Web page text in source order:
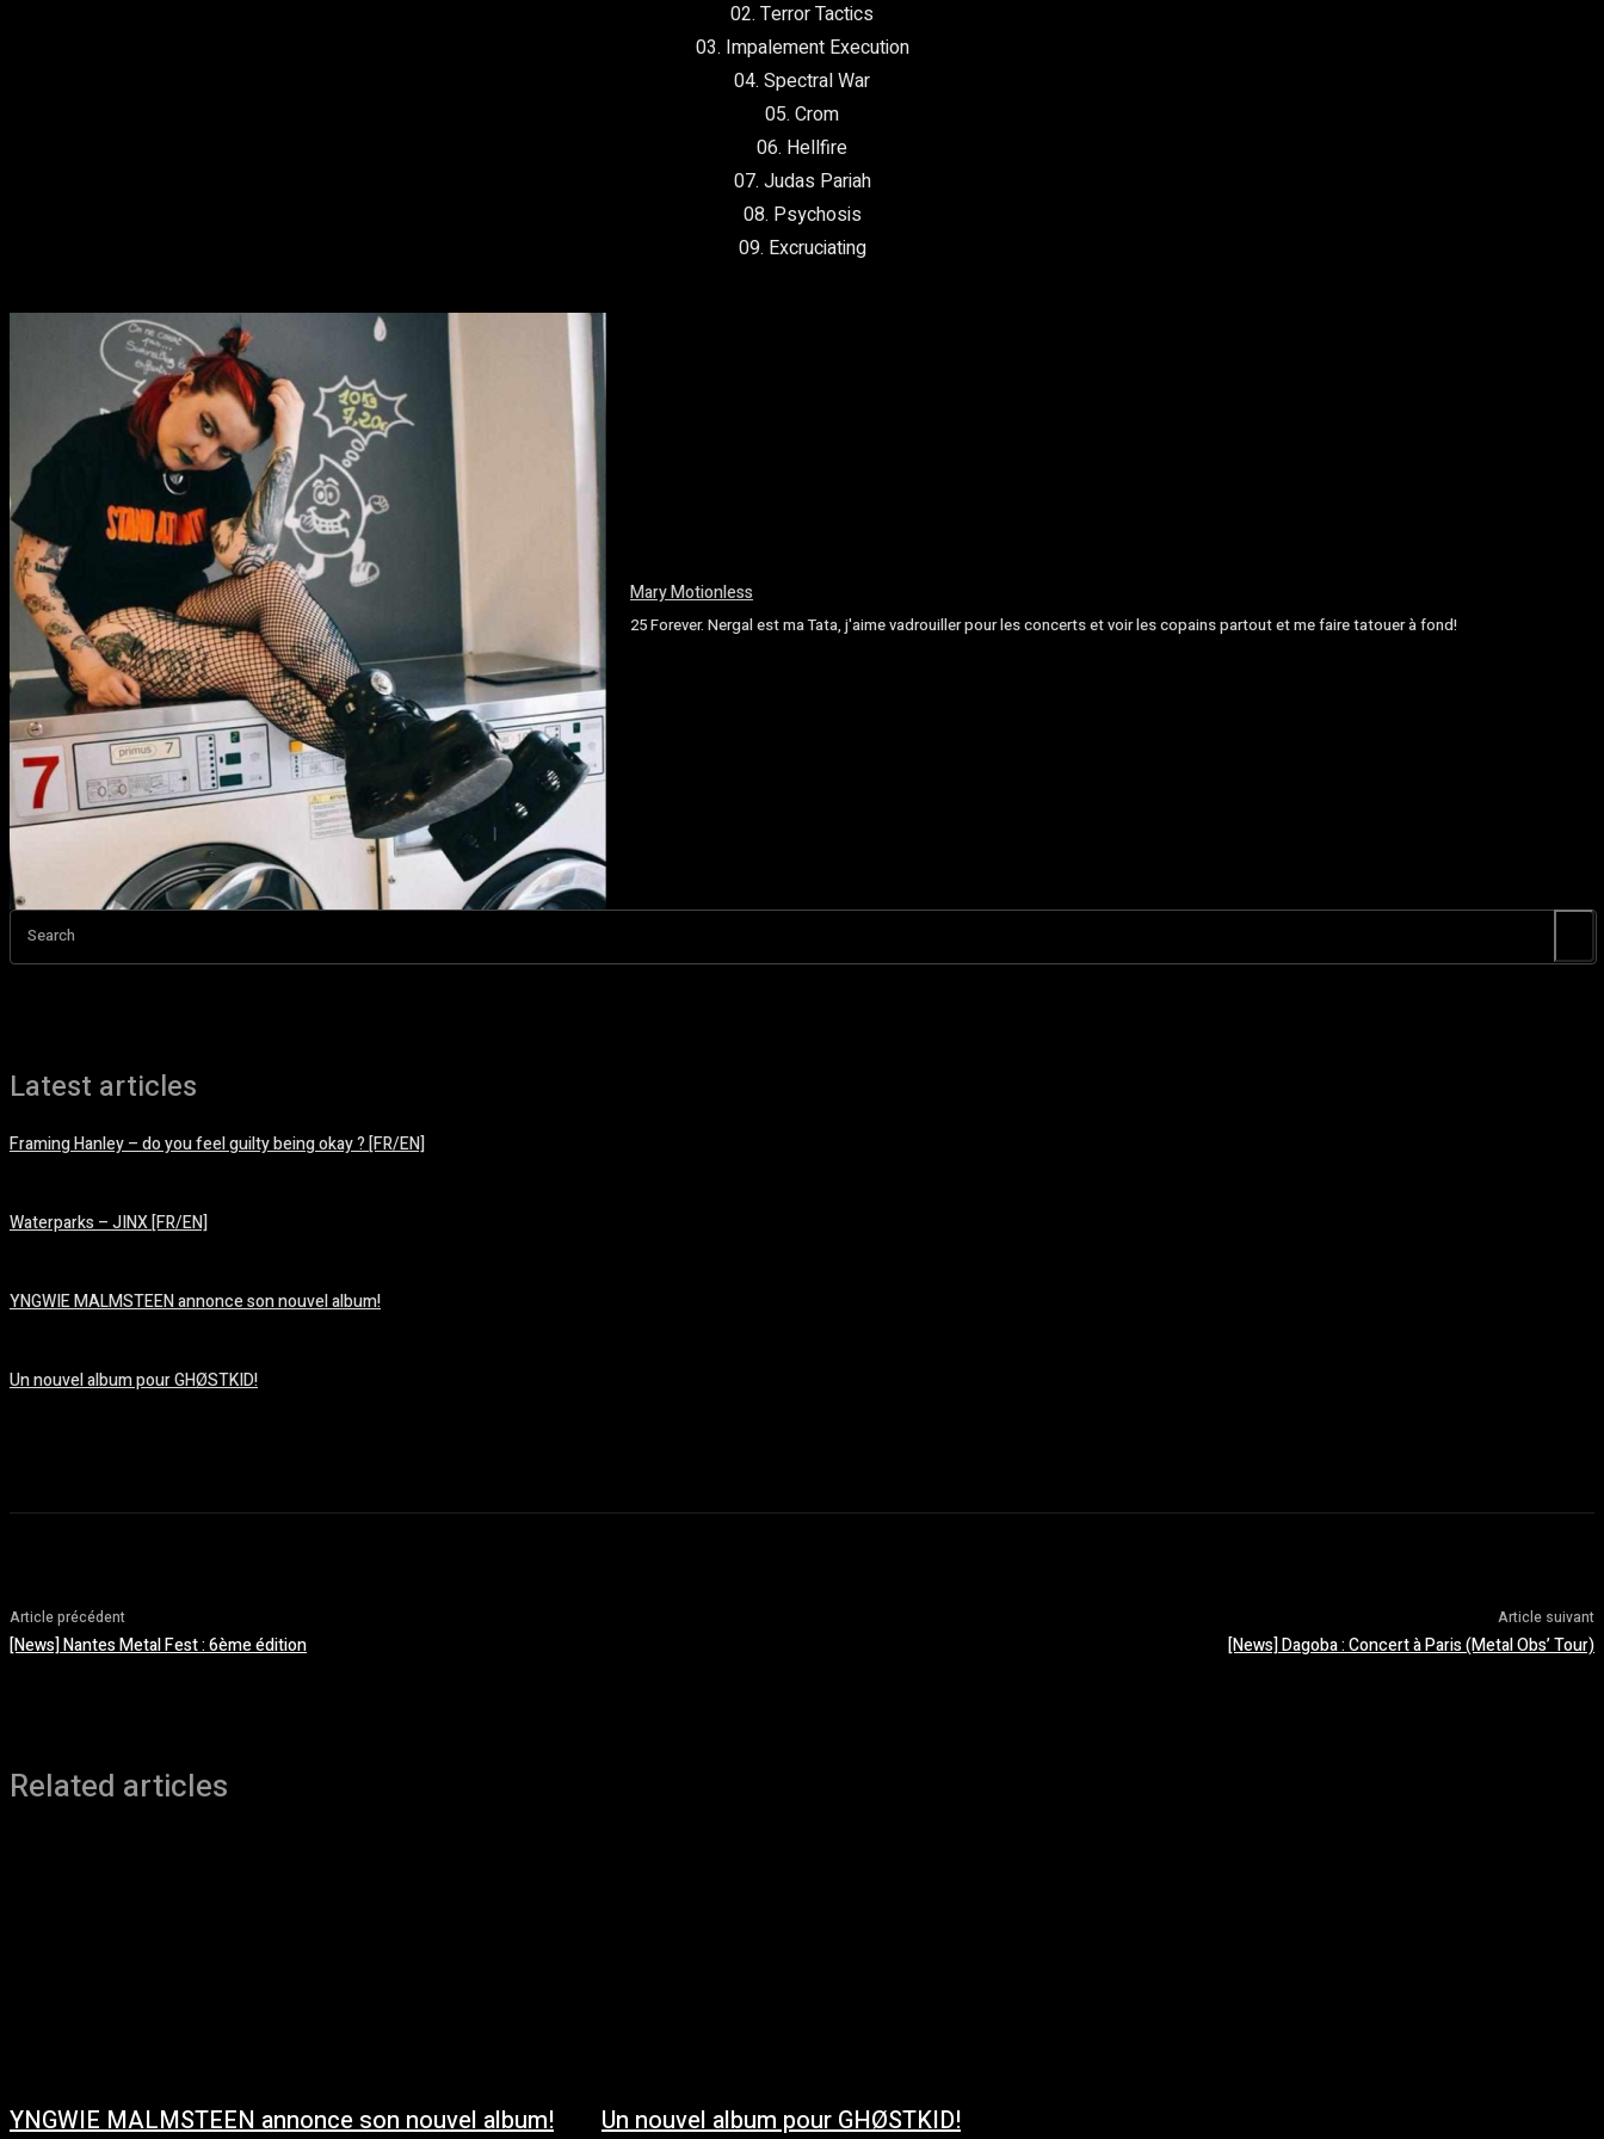
02. Terror Tactics
03. Impalement Execution
04. Spectral War
05. Crom
06. Hellfire
07. Judas Pariah
08. Psychosis
09. Excruciating
Mary Motionless
25 Forever. Nergal est ma Tata, j'aime vadrouiller pour les concerts et voir les copains partout et me faire tatouer à fond!
Search
Latest articles
Framing Hanley – do you feel guilty being okay ? [FR/EN]
Waterparks – JINX [FR/EN]
YNGWIE MALMSTEEN annonce son nouvel album!
Un nouvel album pour GHØSTKID!
Article précédent
[News] Nantes Metal Fest : 6ème édition
Article suivant
[News] Dagoba : Concert à Paris (Metal Obs’ Tour)
Related articles
YNGWIE MALMSTEEN annonce son nouvel album! Un nouvel album pour GHØSTKID!